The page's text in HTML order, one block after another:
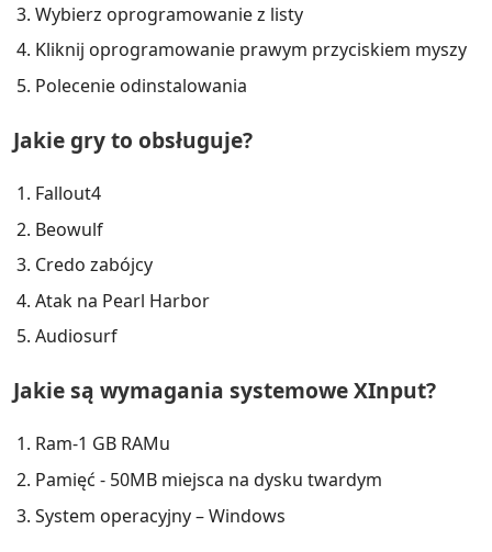
Wybierz oprogramowanie z listy
Kliknij oprogramowanie prawym przyciskiem myszy
Polecenie odinstalowania
Jakie gry to obsługuje?
Fallout4
Beowulf
Credo zabójcy
Atak na Pearl Harbor
Audiosurf
Jakie są wymagania systemowe XInput?
Ram-1 GB RAMu
Pamięć - 50MB miejsca na dysku twardym
System operacyjny – Windows